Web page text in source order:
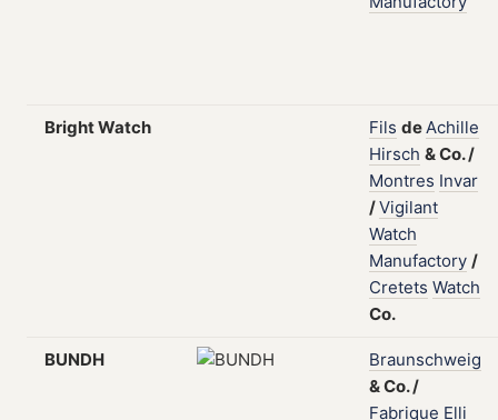
Bright Watch Fils deAchille
Hirsch &Co./
Montres Invar
/Vigilant
Watch
Manufactory /
Cretets Watch
Co.
BUNDH
Braunschweig
&Co./
Fabrique Elli